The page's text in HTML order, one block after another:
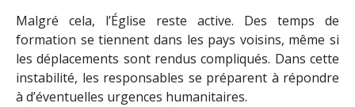
Malgré cela, l’Église reste active. Des temps de
formation se tiennent dans les pays voisins, même si
les déplacements sont rendus compliqués. Dans cette
instabilité, les responsables se préparent à répondre
à d’éventuelles urgences humanitaires.